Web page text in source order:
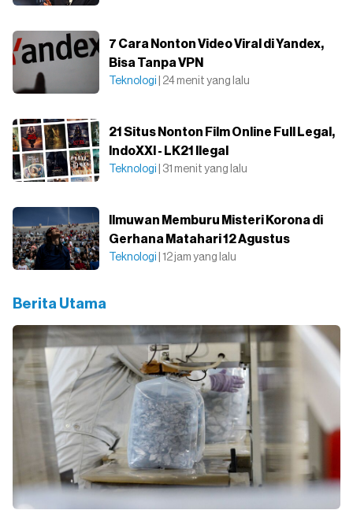
7 Cara Nonton Video Viral di Yandex,
Bisa Tanpa VPN
Teknologi | 24 menit yang lalu
21 Situs Nonton Film Online Full Legal,
IndoXXI - LK21 Ilegal
Teknologi | 31 menit yang lalu
Ilmuwan Memburu Misteri Korona di
Gerhana Matahari 12 Agustus
Teknologi | 12 jam yang lalu
Berita Utama